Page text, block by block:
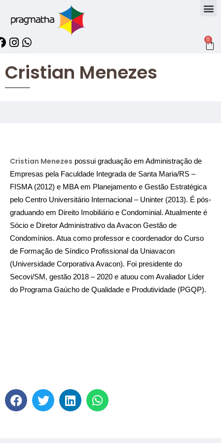
0
Cristian Menezes
Cristian Menezes possui graduação em Administração de
Empresas pela Faculdade Integrada de Santa Maria/RS –
FISMA (2012) e MBA em Planejamento e Gestão Estratégica
pelo Centro Universitário Internacional – Uninter (2013). É pós-
graduando em Direito Imobiliário e Condominial. Atualmente é
Sócio e Diretor Administrativo da Avacon Gestão de
Condomínios. Atua como professor e coordenador do Curso
de Formação de Síndico Profissional da Uniavacon
(Universidade Corporativa Avacon). Foi presidente do
Secovi/SM, gestão 2018 – 2020 e atuou com Avaliador Líder
do Programa Gaúcho de Qualidade e Produtividade (PGQP).